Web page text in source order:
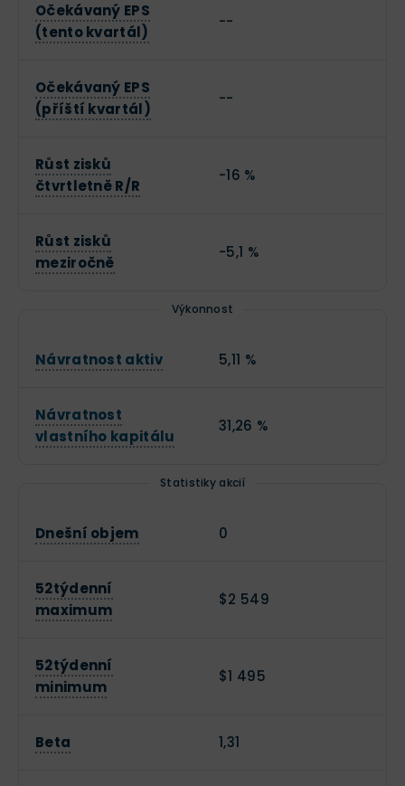
Očekávaný EPS
(tento kvartál)
--
Očekávaný EPS
(příští kvartál)
--
Růst zisků
čtvrtletně R/R
-16 %
Růst zisků
meziročně
-5,1 %
Výkonnost
Návratnost aktiv 5,11 %
Návratnost
vlastního kapitálu
31,26 %
Statistiky akcií
Dnešní objem 0
52týdenní
maximum
$2 549
52týdenní
minimum
$1 495
Beta 1,31